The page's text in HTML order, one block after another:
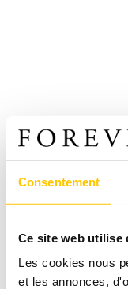
Consentement
Ce site web utilise
Les cookies nous
et les annonces,